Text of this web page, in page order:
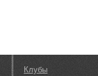
Клубы